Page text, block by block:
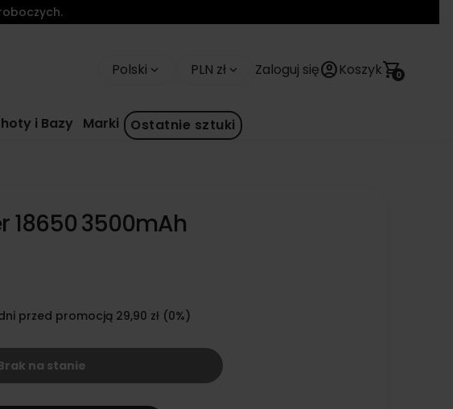
Polski keyboard_arrow_down PLN zł keyboard_arrow_down Zaloguj sięaccount_circleKoszyk 0
shopping_cart
i Bazy Marki Ostatnie sztuki
18650 3500mAh
przed promocją 29,90 zł (0%)
na stanie